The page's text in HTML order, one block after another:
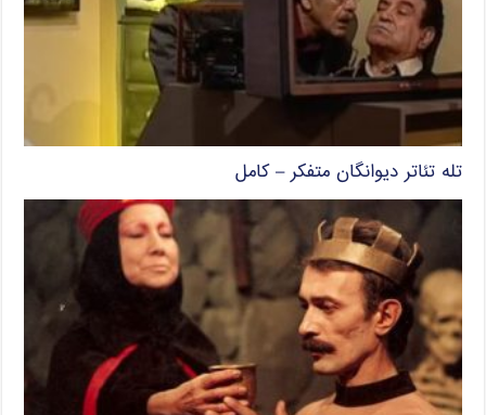
تله تئاتر دیوانگان متفکر – کامل